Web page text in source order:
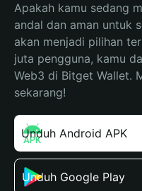
Apakah kamu sedang
andal dan aman untuk
akan menjadi pilihan
juta pengguna, kamu
Web3 di Bitget Wallet.
sekarang!
Unduh Android APK
Unduh Google Play